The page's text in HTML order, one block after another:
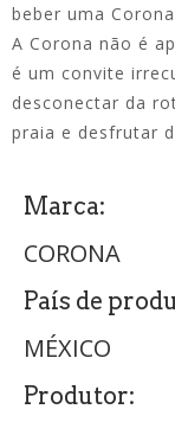
beber uma
A Corona não é
é um convite
desconectar da
praia e desfrutar
Marca:
CORONA
País de
MÉXICO
Produtor: